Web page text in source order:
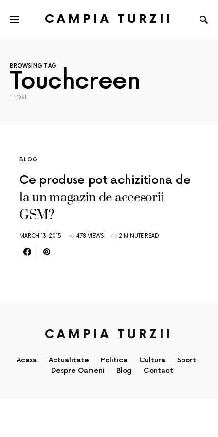
CAMPIA TURZII
BROWSING TAG
Touchcreen
1 POST
BLOG
Ce produse pot achizitiona de
la un magazin de accesorii
GSM?
MARCH 13, 2015 478 VIEWS 2 MINUTE READ
CAMPIA TURZII
Acasa Actualitate Politica Cultura
Sport
Despre Oameni
Blog Contact